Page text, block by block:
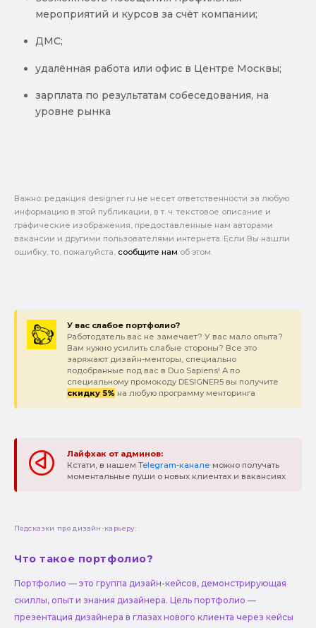
мероприятий и курсов за счёт компании;
ДМС;
удалённая работа или офис в Центре Москвы;
зарплата по результатам собеседования, на
уровне рынка
Важно: pедакция designer.ru не несет ответственности за любую
информацию в этой публикации, в т. ч. текстовое описание и
графические изображения, предоставленные нам авторами
вакансии и другими пользователями интернета. Если Вы нашли
ошибку, то, пожалуйста, сообщите нам об этом.
У вас слабое портфолио?
Работодатель вас не замечает? У вас мало опыта?
Вам нужно усилить слабые стороны? Все это
заряжают дизайн-менторы, специально
подобранные под вас в Duo Sapiens! А по
специальному промокоду DESIGNER5 вы получите
скидку 5% на любую программу менторинга
Лайфхак от админов:
Кстати, в нашем Telegram-канале можно получать
моментальные пуши о новых клиентах и вакансиях
Подсказки про дизайн-карьеру:
Что такое портфолио?
Портфолио — это группа дизайн-кейсов, демонстрирующая
скиллы, опыт и знания дизайнера. Цель портфолио —
презентация дизайнера в глазах нового клиента через кейсы